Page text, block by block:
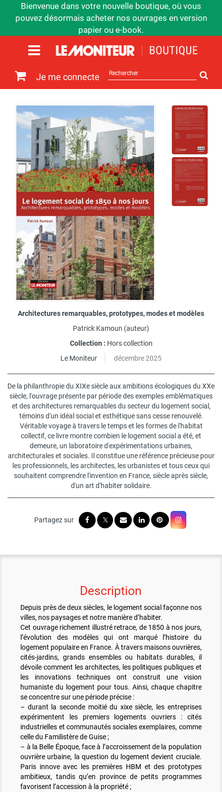
Bienvenue dans votre nouvelle boutique, où vous
pouvez désormais acheter nos ouvrages en version
papier ou e-book.
Je me connecte
sur
le
Architectures remarquables, prototypes, modes et modèles
Patrick Kamoun (auteur)
Collection : Hors collection
Le Moniteur
décembre 2025
De la philanthropie du XIXe siècle aux ambitions écologiques du XXe
siècle, l'ouvrage présente par période des exemples emblématiques
et des architectures remarquables du secteur du logement social,
témoins d'un idéal social et esthétique sans cesse renouvelé.
Véritable voyage à travers le temps et les formes de l'habitat
collectif, ce livre montre combien le logement social a été, et
demeure, un laboratoire d'expérimentations urbaines,
architecturales et sociales. Il constitue une référence précieuse pour
les professionnels, les architectes, les urbanistes et tous ceux qui
souhaitent comprendre l'invention en France, siècle après siècle,
d'un art d'habiter solidaire.
Description
Depuis près de deux siècles, le logement social façonne nos
villes, nos paysages et notre manière d’habiter.
Cet ouvrage richement illustré retrace, de 1850 à nos jours,
l’évolution des modèles qui ont marqué l’histoire du
logement populaire en France. À travers maisons ouvrières,
cités-jardins, grands ensembles ou habitats durables, il
dévoile comment les architectes, les politiques publiques et
les innovations techniques ont construit une vision
humaniste du logement pour tous. Ainsi, chaque chapitre
se concentre sur une période précise :
– durant la seconde moitié du xixe siècle, les entreprises
expérimentent les premiers logements ouvriers : cités
industrielles et communautés sociales exemplaires, comme
celle du Familistère de Guise ;
– à la Belle Époque, face à l’accroissement de la population
ouvrière urbaine, la question du logement devient cruciale.
Paris innove avec les premières HBM et des prototypes
ambitieux, tandis qu’en province de petits programmes
favorisent l’accession à la propriété ;